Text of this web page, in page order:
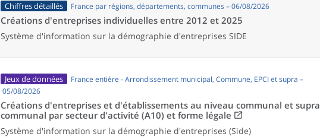
Chiffres détaillés France par régions, départements, communes – 06/08/2026
Créations d'entreprises individuelles entre 2012 et 2025
Système d'information sur la démographie d'entreprises SIDE
Jeux de données
France entière - Arrondissement municipal, Commune, EPCI et supra –
05/08/2026
Créations d'entreprises et d'établissements au niveau communal et supra
communal par secteur d'activité (A10) et forme légale
Système d'information sur la démographie d'entreprises (Side)